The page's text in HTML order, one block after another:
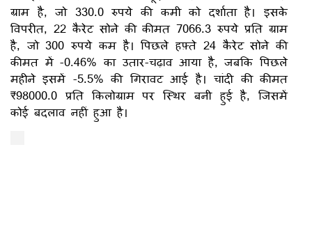
ग्राम है, जो 330.0 रुपये की कमी को दर्शाता है। इसके
विपरीत, 22 कैरेट सोने की कीमत 7066.3 रुपये प्रति ग्राम
है, जो 300 रुपये कम है। पिछले हफ़्ते 24 कैरेट सोने की
कीमत में -0.46% का उतार-चढ़ाव आया है, जबकि पिछले
महीने इसमें -5.5% की गिरावट आई है। चांदी की कीमत
₹98000.0 प्रति किलोग्राम पर स्थिर बनी हुई है, जिसमें
कोई बदलाव नहीं हुआ है।